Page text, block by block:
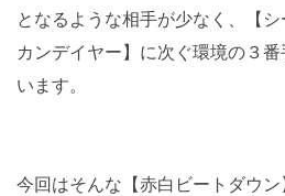
となるような相手が少なく、【
カンデイヤー】に次ぐ環境の３
います。
今回はそんな【赤白ビートダウ